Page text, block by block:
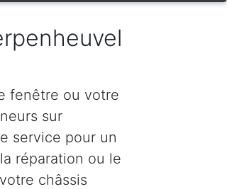
fenêtre ou votre
sur
service pour un
réparation ou le
châssis